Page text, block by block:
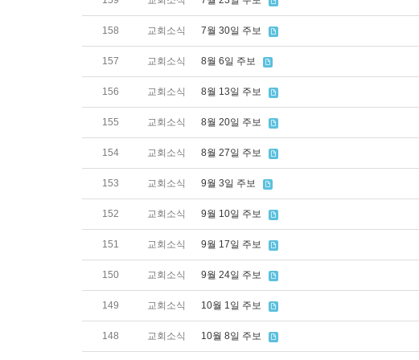
158 교회소식 7월 30일 주보
157 교회소식 8월 6일 주보
156 교회소식 8월 13일 주보
155 교회소식 8월 20일 주보
154 교회소식 8월 27일 주보
153 교회소식 9월 3일 주보
152 교회소식 9월 10일 주보
151 교회소식 9월 17일 주보
150 교회소식 9월 24일 주보
149 교회소식 10월 1일 주보
148 교회소식 10월 8일 주보